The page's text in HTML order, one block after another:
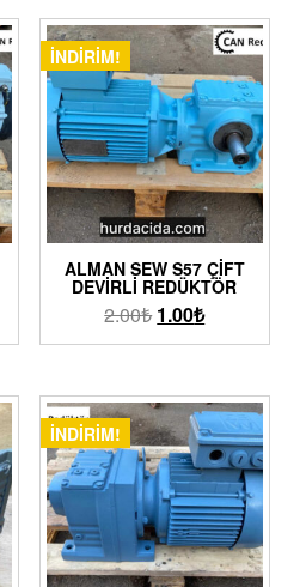
İNDIRIM!
ALMAN SEW S57 ÇIFT
DEVIRLI REDÜKTÖR
2.00₺ 1.00₺
İNDIRIM!